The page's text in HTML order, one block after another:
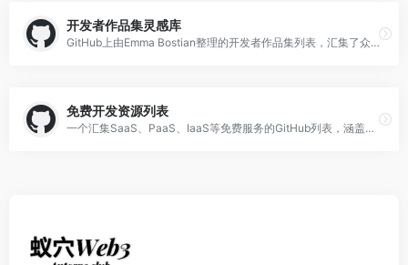
开发者作品集灵感库
GitHub上由Emma Bostian整理的开发者作品集列表，汇集了众多优秀开发者的个人网站，为你的作品集设计提供丰富灵感与参考。
免费开发资源列表
一个汇集SaaS、PaaS、IaaS等免费服务的GitHub列表，涵盖DevOps和开发者常用的各种免费层级，持续更新。